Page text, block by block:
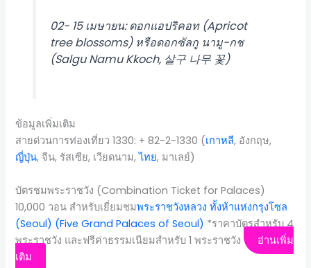
02- 15 เมษายน: ดอกแอปริคอท (Apricot
tree blossoms) หรือดอกซัลกู นามู-กช
(Salgu Namu Kkoch, 살구 나무 꽃)
ข้อมูลเพิ่มเติม
สายด่วนการท่องเที่ยว 1330: + 82-2-1330 (เกาหลี, อังกฤษ,
ญี่ปุ่น, จีน, รัสเซีย, เวียดนาม,ไทย, มาเลย์)
บัตรชมพระราชวัง (Combination Ticket for Palaces)
10,000 วอน สำหรับเยี่ยมชมพระราชวังหลวง ทั้งห้าแห่งกรุงโซล
(Seoul) (Five Grand Palaces of Seoul) *ราคาบัตรสำหรับ 4
พระราชวัง และฟรีค่าธรรมเนียมสำหรับ 1 พระราชวัง
อ่านเพิ่ม
เติม